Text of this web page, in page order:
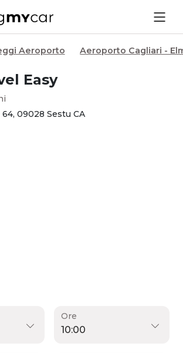
Aeroporto Aeroporto Cagliari -
Easy
09028 Sestu CA
Ore